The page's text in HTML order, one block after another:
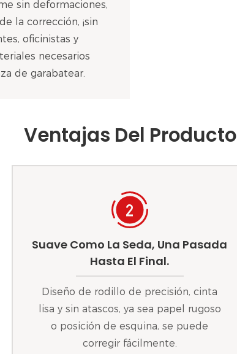
sin deformaciones,
la corrección, ¡sin
oficinistas y
necesarios
de garabatear.
Ventajas Del Producto
Suave Como La Seda, Una Pasada
Hasta El Final.
Diseño de rodillo de precisión, cinta
lisa y sin atascos, ya sea papel rugoso
o posición de esquina, se puede
corregir fácilmente.